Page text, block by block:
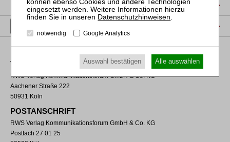
PRODUKTSICHERHEIT (GPSR)
VERLAGSADRESSE
RWS Verlag Kommunikationsforum GmbH & Co. KG
Aachener Straße 222
50931 Köln
POSTANSCHRIFT
RWS Verlag Kommunikationsforum GmbH & Co. KG
Postfach 27 01 25
Datenschutzhinweisen.
notwendig Google Analytics
Auswahl bestätigen Alle auswählen